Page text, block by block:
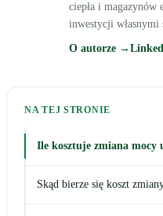
ciepła i magazynów
inwestycji własnymi
O autorze →
NA TEJ STRONIE
Ile kosztuje zmiana mocy
Skąd bierze się koszt